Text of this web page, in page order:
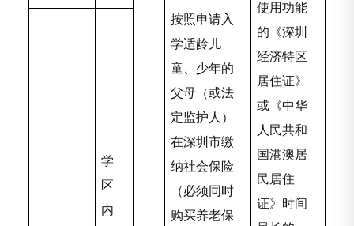
按照申请入
学适龄儿
童、少年的
父母（或法
定监护人）
在深圳市缴
纳社会保险
（必须同时
购买养老保
使用功能
的《深圳
经济特区
居住证》
或《中华
人民共和
国港澳居
民居住
证》时间
学
区
内